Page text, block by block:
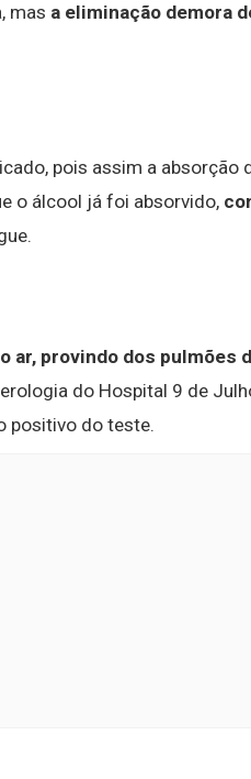
mas a eliminação demora
pois assim a absorção
o álcool já foi absorvido,
ar, provindo dos pulmões
do Hospital 9 de
positivo do teste.